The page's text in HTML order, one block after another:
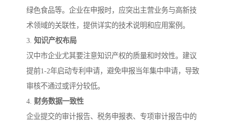
绿色食品等。企业在申报时，应突出主营业务与高新技
术领域的关联性，提供详实的技术说明和应用案例。
3. 知识产权布局
汉中市企业尤其要注意知识产权的质量和时效性。建议
提前1-2年启动专利申请，避免申报当年集中申请，导致
审核不通过或评分较低。
4. 财务数据一致性
企业提交的审计报告、税务申报表、专项审计报告中的